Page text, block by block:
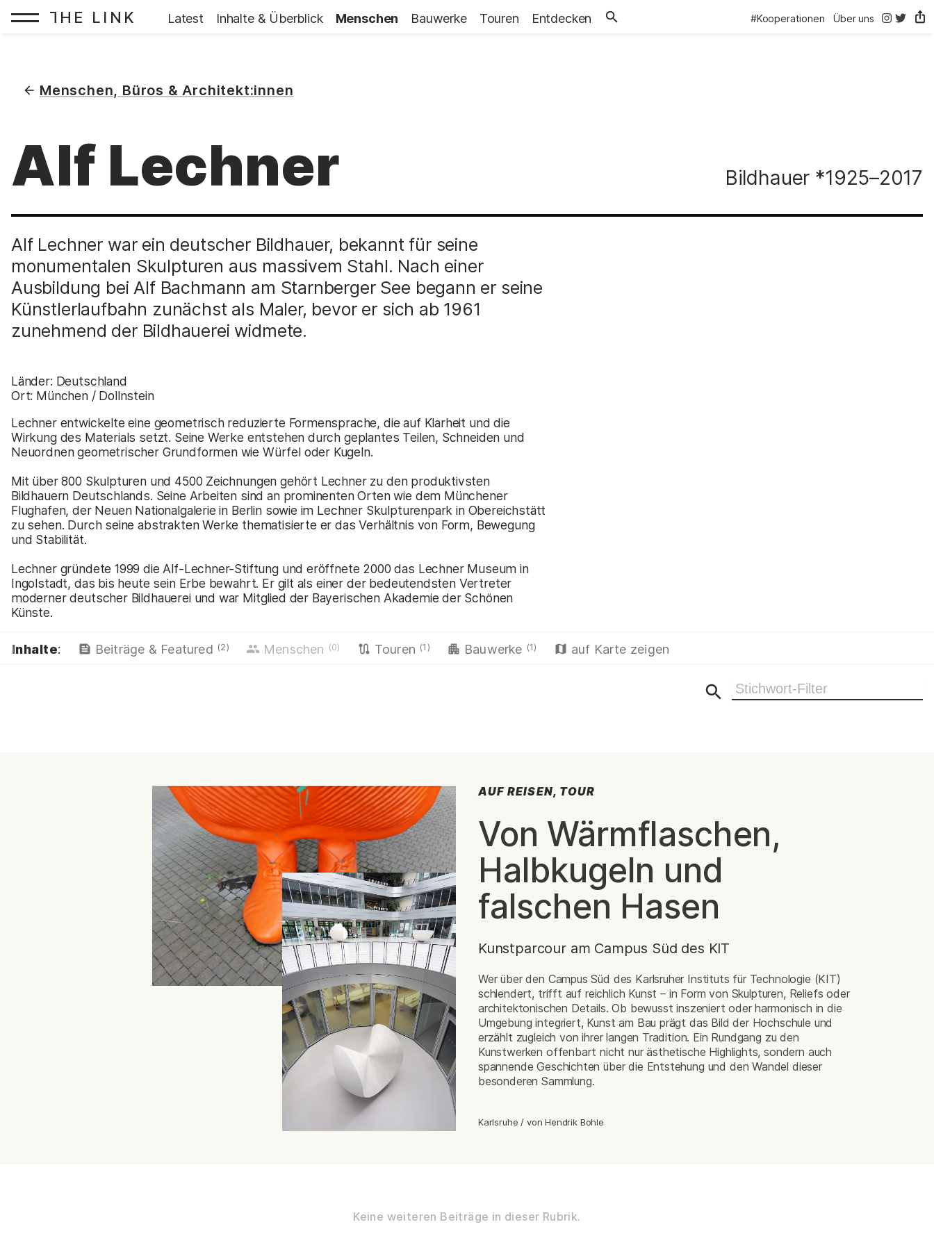
Zum Inhalt springen
T
HE LINK Startseite:
Latest Inhalte & Überblick Menschen Bauwerke Touren Entdecken #Kooperationen Über uns
Alf Lechner
( Menschen, Büros & Architekt:innen
Bildhauer *1925⁠–⁠2017
Alf Lechner war ein deutscher Bildhauer, bekannt für seine
monumentalen Skulpturen aus massivem Stahl. Nach einer
Ausbildung bei Alf Bachmann am Starnberger See begann er seine
Künstlerlaufbahn zunächst als Maler, bevor er sich ab 1961
zunehmend der Bildhauerei widmete.
Länder: Deutschland
Ort: München / Dollnstein
Lechner entwickelte eine geometrisch reduzierte Formensprache, die auf Klarheit und die
Wirkung des Materials setzt. Seine Werke entstehen durch geplantes Teilen, Schneiden und
Neuordnen geometrischer Grundformen wie Würfel oder Kugeln.
Mit über 800 Skulpturen und 4500 Zeichnungen gehört Lechner zu den produktivsten
Bildhauern Deutschlands. Seine Arbeiten sind an prominenten Orten wie dem Münchener
Flughafen, der Neuen Nationalgalerie in Berlin sowie im Lechner Skulpturenpark in Obereichstätt
zu sehen. Durch seine abstrakten Werke thematisierte er das Verhältnis von Form, Bewegung
und Stabilität.
Lechner gründete 1999 die Alf-Lechner-Stiftung und eröffnete 2000 das Lechner Museum in
Ingolstadt, das bis heute sein Erbe bewahrt. Er gilt als einer der bedeutendsten Vertreter
moderner deutscher Bildhauerei und war Mitglied der Bayerischen Akademie der Schönen
Künste.
Inhalte: Beiträge & Featured (2) Menschen (0) Touren (1) Bauwerke (1) auf Karte zeigen
Ergebnisse filtern
AUF REISEN, TOUR
Von Wärmflaschen,
Halbkugeln und
falschen Hasen
Kunstparcour am Campus Süd des KIT
Wer über den Campus Süd des Karlsruher Instituts für Technologie (KIT)
schlendert, trifft auf reichlich Kunst – in Form von Skulpturen, Reliefs oder
architektonischen Details. Ob bewusst inszeniert oder harmonisch in die
Umgebung integriert, Kunst am Bau prägt das Bild der Hochschule und
erzählt zugleich von ihrer langen Tradition. Ein Rundgang zu den
Kunstwerken offenbart nicht nur ästhetische Highlights, sondern auch
spannende Geschichten über die Entstehung und den Wandel dieser
besonderen Sammlung.
Karlsruhe / vonHendrik Bohle
Keine weiteren Beiträge in dieser Rubrik.